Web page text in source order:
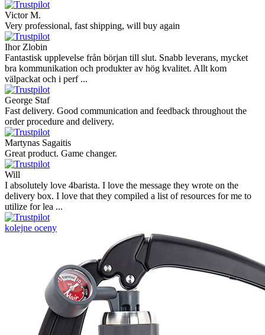
Victor M.
Very professional, fast shipping, will buy again
Ihor Zlobin
Fantastisk upplevelse från början till slut. Snabb leverans, mycket
bra kommunikation och produkter av hög kvalitet. Allt kom
välpackat och i perf ...
George Staf
Fast delivery. Good communication and feedback throughout the
order procedure and delivery.
Martynas Sagaitis
Great product. Game changer.
Will
I absolutely love 4barista. I love the message they wrote on the
delivery box. I love that they compiled a list of resources for me to
utilize for lea ...
kolejne oceny